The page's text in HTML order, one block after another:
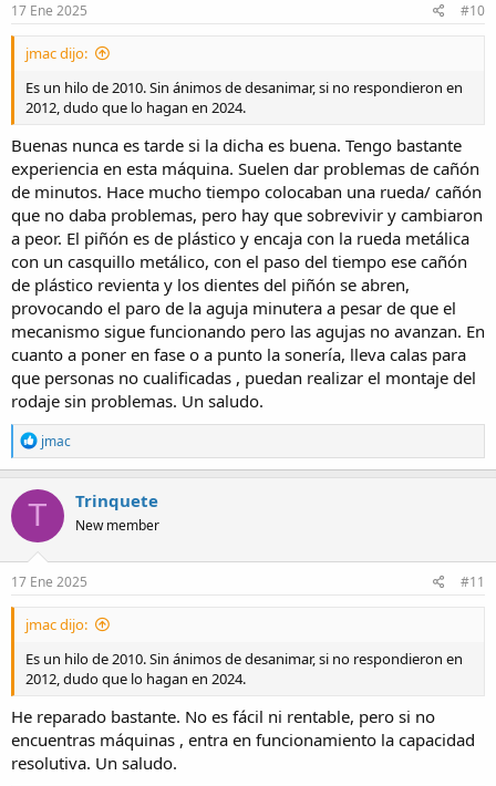
17 Ene 2025 #10
jmac dijo:
Es un hilo de 2010. Sin ánimos de desanimar, si no respondieron en
2012, dudo que lo hagan en 2024.
Buenas nunca es tarde si la dicha es buena. Tengo bastante
experiencia en esta máquina. Suelen dar problemas de cañón
de minutos. Hace mucho tiempo colocaban una rueda/ cañón
que no daba problemas, pero hay que sobrevivir y cambiaron
a peor. El piñón es de plástico y encaja con la rueda metálica
con un casquillo metálico, con el paso del tiempo ese cañón
de plástico revienta y los dientes del piñón se abren,
provocando el paro de la aguja minutera a pesar de que el
mecanismo sigue funcionando pero las agujas no avanzan. En
cuanto a poner en fase o a punto la sonería, lleva calas para
que personas no cualificadas , puedan realizar el montaje del
rodaje sin problemas. Un saludo.
R
e
a
c
t
o
n
s
jmac
T Trinquete
New member
17 Ene 2025 #11
jmac dijo:
Es un hilo de 2010. Sin ánimos de desanimar, si no respondieron en
2012, dudo que lo hagan en 2024.
He reparado bastante. No es fácil ni rentable, pero si no
encuentras máquinas , entra en funcionamiento la capacidad
resolutiva. Un saludo.